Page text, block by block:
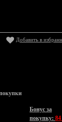
Добавить в
Бонус за
покупку: 84